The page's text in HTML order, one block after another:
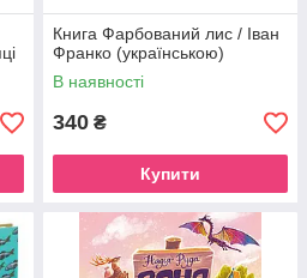
Книга Фарбований лис / Іван
Франко (українською)
В наявності
340 ₴
Купити